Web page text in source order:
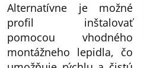
Alternatívne je možné
profil inštalovať
pomocou vhodného
montážneho lepidla, čo